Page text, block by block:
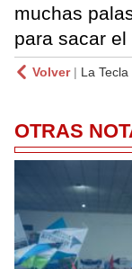
muchas
para sacar el
Volver| La
OTRAS